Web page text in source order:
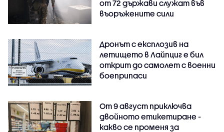
от 72 държави служат във
въоръжените сили
Дронът с експлозив на
летището в Лайпциг е бил
открит до самолет с военни
боеприпаси
От 9 август приключва
двойното етикетиране -
какво се променя за